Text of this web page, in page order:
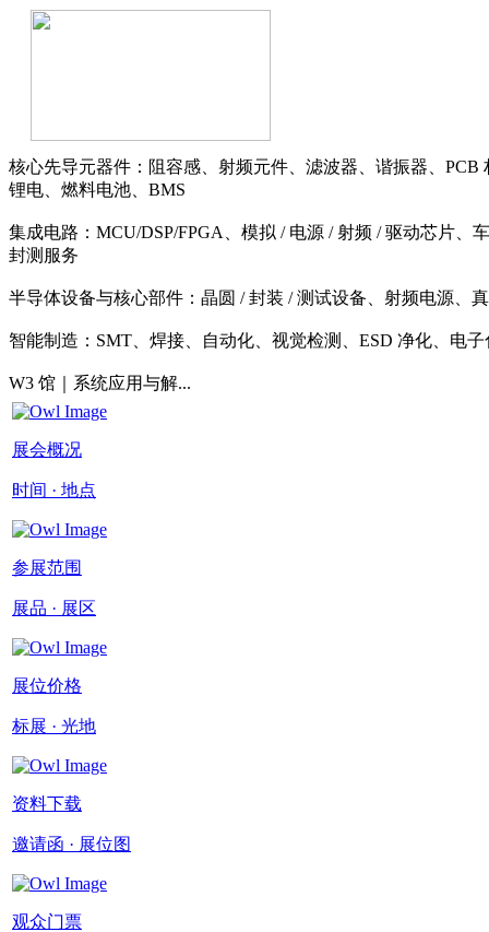
核心先导元器件：阻容感、射频元件、滤波器、谐振器、
锂电、燃料电池、BMS
集成电路：MCU/DSP/FPGA、模拟 / 电源 / 射频 / 驱动芯片、
封测服务
半导体设备与核心部件：晶圆 / 封装 / 测试设备、射频电源、
智能制造：SMT、焊接、自动化、视觉检测、ESD 净化、电
W3 馆｜系统应用与解...
展会概况
时间 · 地点
参展范围
展品 · 展区
展位价格
标展 · 光地
资料下载
邀请函 · 展位图
观众门票